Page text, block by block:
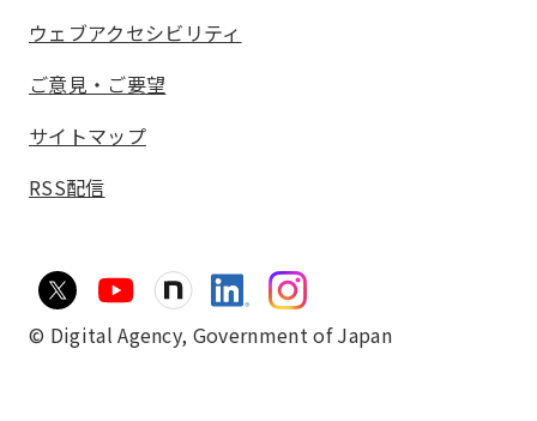
ウェブアクセシビリティ
ご意見・ご要望
サイトマップ
RSS配信
© Digital Agency, Government of Japan